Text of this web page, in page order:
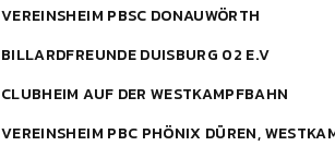
VEREINSHEIM PBSC DONAUWÖRTH
BILLARDFREUNDE DUISBURG 02 E.V
CLUBHEIM AUF DER WESTKAMPFBAHN
VEREINSHEIM PBC PHÖNIX DÜREN,